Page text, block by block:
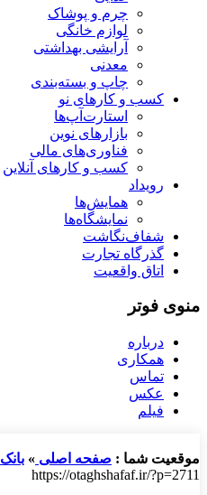
چرم و پوشاک
لوازم خانگی
آرایشی بهداشتی
معدنی
چاپ و بسته‌بندی
کسب و کارهای نو
استارت‌آپ‌ها
بازارهای نوین
فناوری‌های مالی
کسب و کارهای آنلاین
رویداد
همایش‌ها
نمایشگاه‌ها
شفاف‌نگاشت
گذرگاه تجارت
اتاق واقعیت
منوی فوتر
درباره
همکاری
تماس
عکس
فیلم
موقعیت شما : صفحه اصلی » بانک
https://otaghshafaf.ir/?p=2711